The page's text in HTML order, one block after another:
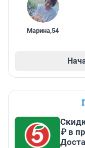
Марина,54
₽ в